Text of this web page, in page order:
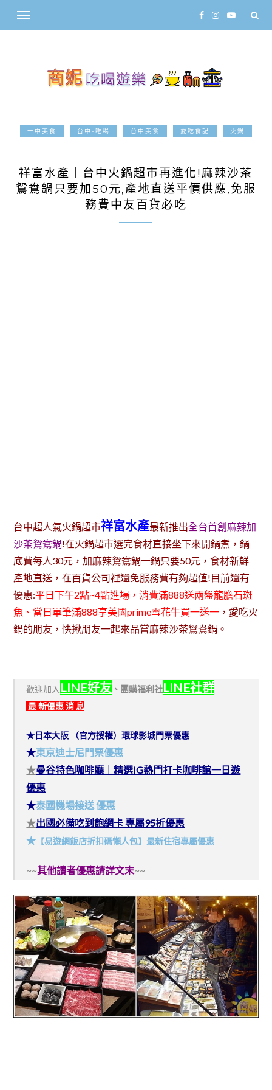
一中美食 台中-吃喝 台中美食 愛吃食記 火鍋
祥富水產｜台中火鍋超市再進化!麻辣沙茶
鴛鴦鍋只要加50元,產地直送平價供應,免服
務費中友百貨必吃
台中超人氣火鍋超市祥富水產最新推出全台首創麻辣加
沙茶鴛鴦鍋!在火鍋超市選完食材直接坐下來開鍋煮，鍋
底費每人30元，加麻辣鴛鴦鍋一鍋只要50元，食材新鮮
產地直送，在百貨公司裡還免服務費有夠超值!目前還有
優惠:平日下午2點~4點進場，消費滿888送兩盤龍膽石斑
魚、當日單筆滿888享美國prime雪花牛買一送一 ，愛吃火
鍋的朋友，快揪朋友一起來品嘗麻辣沙茶鴛鴦鍋。
歡迎加入 LINE好友 、 團購福利社LINE社群
最 新優惠 消 息
★日本大阪 （官方授權）環球影城門票優惠
★東京迪士尼門票優惠
★曼谷特色咖啡廳｜精選IG熱門打卡咖啡館一日遊
優惠
★泰國機場接送 優惠
★出國必備吃到飽網卡 專屬95折優惠
★ 【易遊網飯店折扣碼懶人包】最新住宿專屬優惠
~~其他讀者優惠請詳文末~~